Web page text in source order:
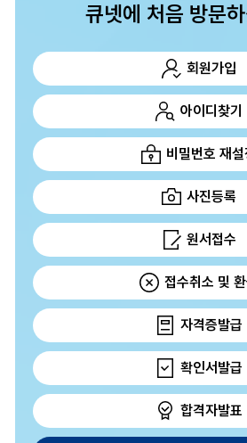
큐넷에 처음 방문
회원가입
아이디찾기
비밀번호 재설
사진등록
원서접수
접수취소 및
자격증발급
확인서발급
합격자발표